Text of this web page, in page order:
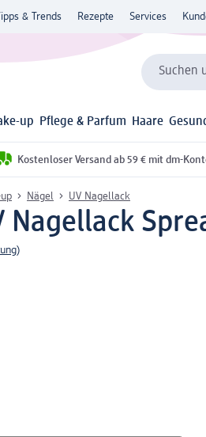
Tipps & Trends Rezepte Services
Suchen
up Pflege & Parfum Haare
Kostenloser Versand ab 59 € mit dm-
Nägel UV Nagellack
Nagellack
)